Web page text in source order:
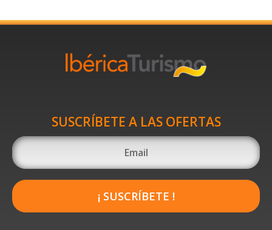
SUSCRÍBETE A LAS OFERTAS
¡ SUSCRÍBETE !